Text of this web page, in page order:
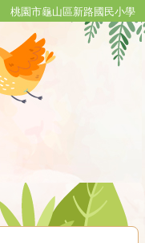
桃園市龜山區新路國民小學